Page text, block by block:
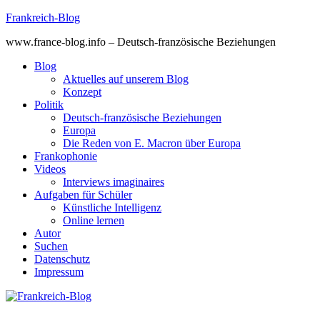
Skip
content
Frankreich-Blog
www.france-blog.info – Deutsch-französische Beziehungen
Blog
Aktuelles auf unserem Blog
Konzept
Politik
Deutsch-französische Beziehungen
Europa
Die Reden von E. Macron über Europa
Frankophonie
Videos
Interviews imaginaires
Aufgaben für Schüler
Künstliche Intelligenz
Online lernen
Autor
Suchen
Datenschutz
Impressum